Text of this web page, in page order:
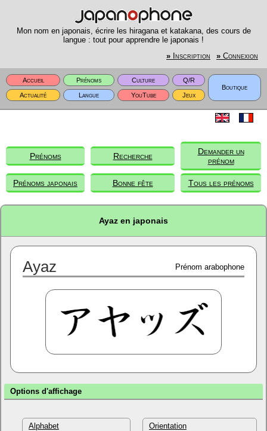
Mon nom en japonais, écrire les hiragana et katakana, des cours de
langue : tout pour apprendre le japonais !
» Inscription » Connexion
Accueil Prénoms Culture
Q/R
Boutique
Actualité
Langue YouTube Jeux
Prénoms Recherche
Demander un
prénom
Prénoms japonais Bonne fête Tous les prénoms
Ayaz en japonais
Ayaz Prénom arabophone
Options d'affichage
Alphabet Orientation